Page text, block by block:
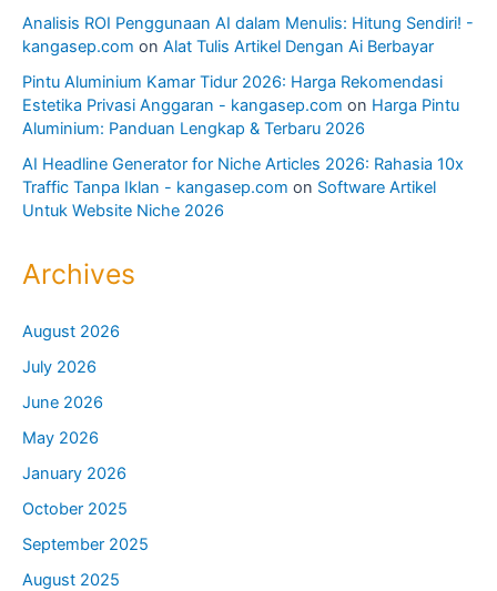
Analisis ROI Penggunaan AI dalam Menulis: Hitung Sendiri! -
kangasep.com on Alat Tulis Artikel Dengan Ai Berbayar
Pintu Aluminium Kamar Tidur 2026: Harga Rekomendasi
Estetika Privasi Anggaran - kangasep.com on Harga Pintu
Aluminium: Panduan Lengkap & Terbaru 2026
AI Headline Generator for Niche Articles 2026: Rahasia 10x
Traffic Tanpa Iklan - kangasep.com on Software Artikel
Untuk Website Niche 2026
Archives
August 2026
July 2026
June 2026
May 2026
January 2026
October 2025
September 2025
August 2025